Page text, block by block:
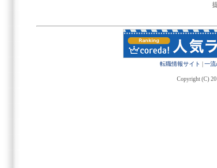
転職情報サイト 一
Copyright (C)